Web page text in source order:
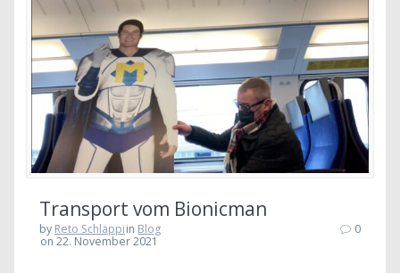
Transport vom Bionicman
by Reto Schläppiin Blog
on 22. November 2021
0